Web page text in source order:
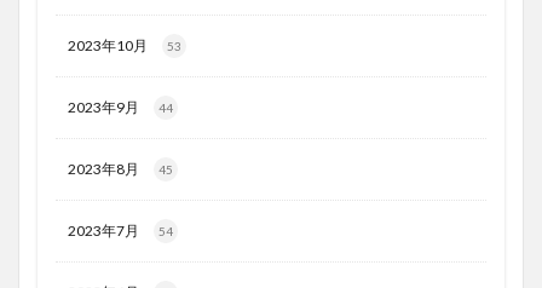
2023年10月 53
2023年9月 44
2023年8月 45
2023年7月 54